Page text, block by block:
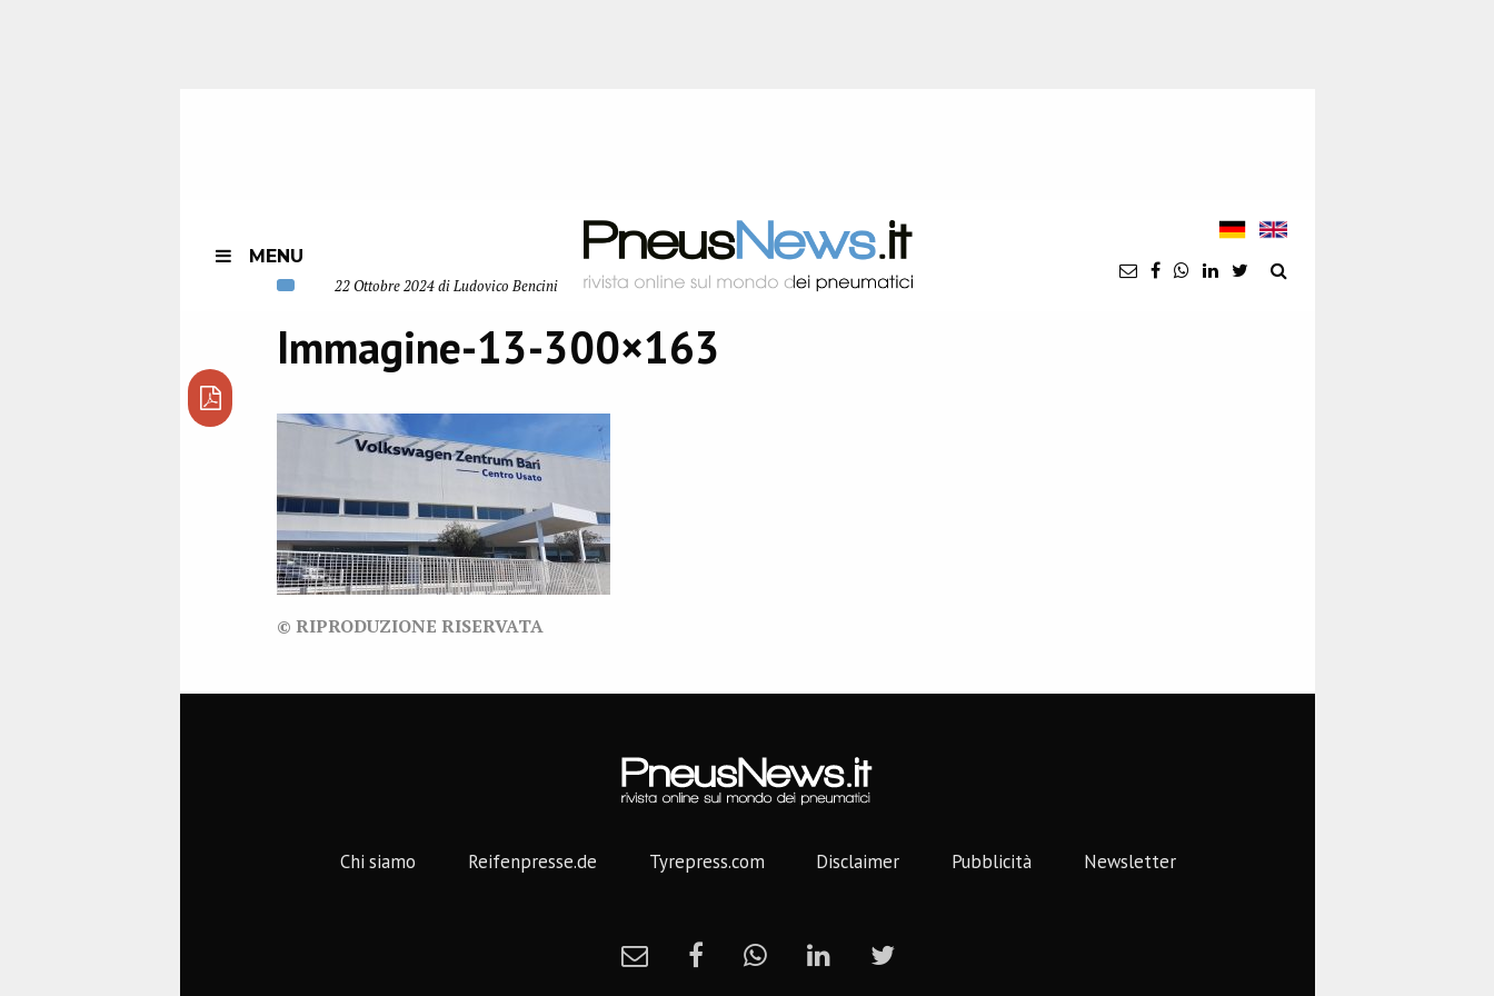
MENU
22 Ottobre 2024 di Ludovico Bencini
Immagine-13-300×163
© RIPRODUZIONE RISERVATA
Chi siamo Reifenpresse.de Tyrepress.com Disclaimer Pubblicità Newsletter